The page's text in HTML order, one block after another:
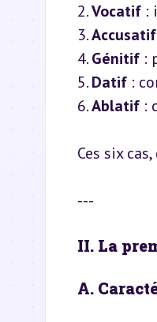
2. Vocatif :
3. Accusatif
4. Génitif :
5. Datif :
6. Ablatif :
Ces six
---
II. La
A.